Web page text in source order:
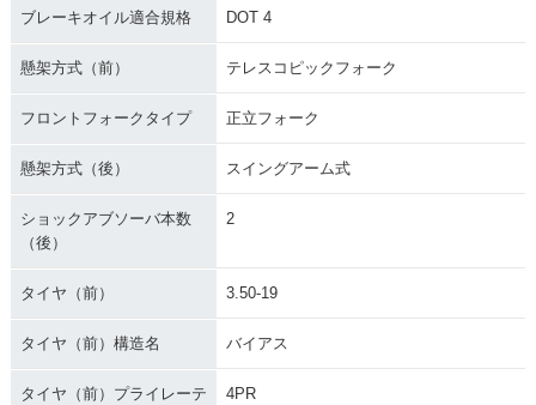
ブレーキオイル適合規格 DOT 4
懸架方式（前） テレスコピックフォーク
フロントフォークタイプ 正立フォーク
懸架方式（後） スイングアーム式
ショックアブソーバ本数
（後）
2
タイヤ（前） 3.50-19
タイヤ（前）構造名 バイアス
タイヤ（前）プライレーテ
4PR